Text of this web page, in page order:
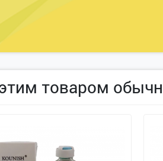
товаром